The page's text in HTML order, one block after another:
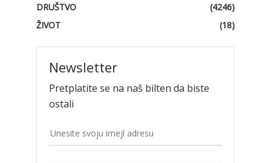
DRUŠTVO
(4246)
ŽIVOT
(18)
Newsletter
Pretplatite se na naš bilten da biste
ostali